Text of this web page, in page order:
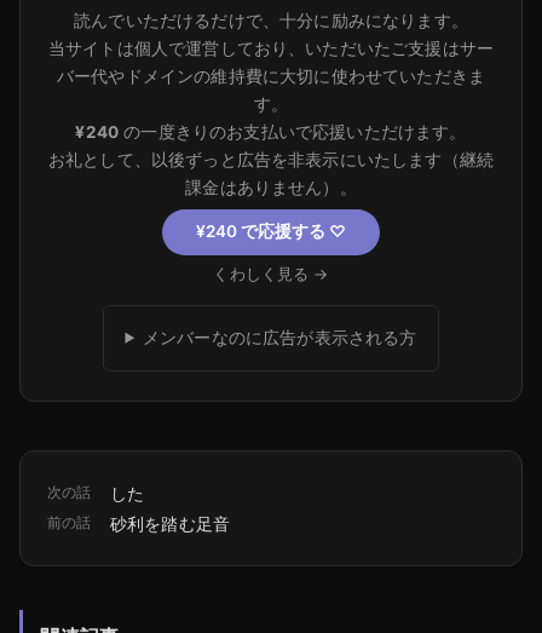
読んでいただけるだけで、十分に励みになります。
当サイトは個人で運営しており、いただいたご支援はサー
バー代やドメインの維持費に大切に使わせていただきま
す。
¥240 の一度きりのお支払いで応援いただけます。
お礼として、以後ずっと広告を非表示にいたします（継続
課金はありません）。
¥240 で応援する ♡
くわしく見る →
メンバーなのに広告が表示される方
次の話 した
前の話 砂利を踏む足音